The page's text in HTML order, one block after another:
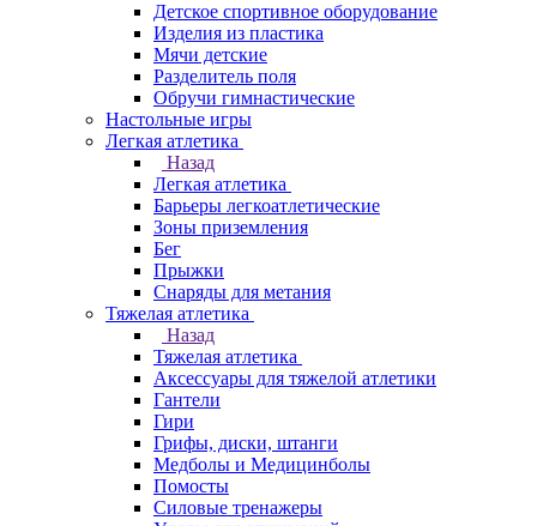
Детское спортивное оборудование
Изделия из пластика
Мячи детские
Разделитель поля
Обручи гимнастические
Настольные игры
Легкая атлетика
Назад
Легкая атлетика
Барьеры легкоатлетические
Зоны приземления
Бег
Прыжки
Снаряды для метания
Тяжелая атлетика
Назад
Тяжелая атлетика
Аксессуары для тяжелой атлетики
Гантели
Гири
Грифы, диски, штанги
Медболы и Медицинболы
Помосты
Силовые тренажеры